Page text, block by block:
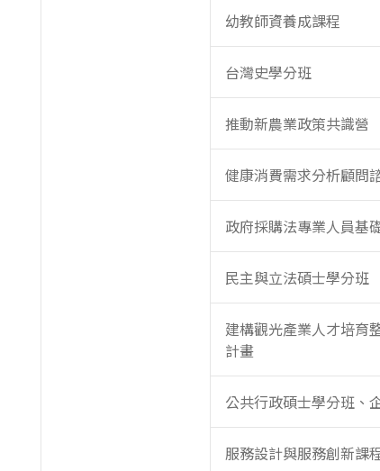
幼教師資養成課程
台灣史學分班
推動新農業政策共識營
健康消費需求分析顧問
政府採購法專業人員基
民主與立法碩士學分班
建構觀光產業人才培育
計畫
公共行政碩士學分班、
服務設計與服務創新課